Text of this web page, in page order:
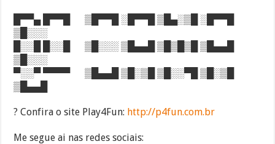
█▀▀▄ █▀▀█ ▒█▀▀█ ░█▀▀█ ▒█▄░▒█ ░█▀▀█
▒█░░░
█░░█ █░░█ ▒█░░░ ▒█▄▄█ ▒█▒█▒█ ▒█▄▄█
▒█░░░
▀░░▀ ▀▀▀▀ ▒█▄▄█ ▒█░▒█ ▒█░░▀█ ▒█░▒█
▒█▄▄█
? Confira o site Play4Fun: http://p4fun.com.br
Me segue ai nas redes sociais: